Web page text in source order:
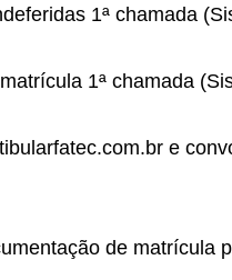
1ª chamada
1ª chamada
e
de